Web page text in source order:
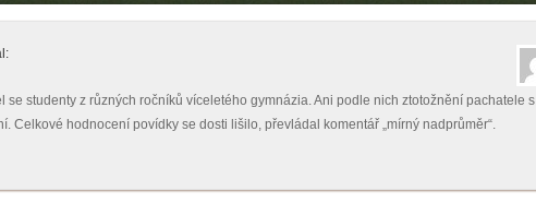
se studenty z různých ročníků víceletého gymnázia. Ani podle nich ztotožnění pachatele s
Celkové hodnocení povídky se dosti lišilo, převládal komentář „mírný nadprůměr“.